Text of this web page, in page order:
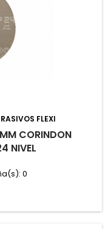
FLEXI
CORINDON
NIVEL
0